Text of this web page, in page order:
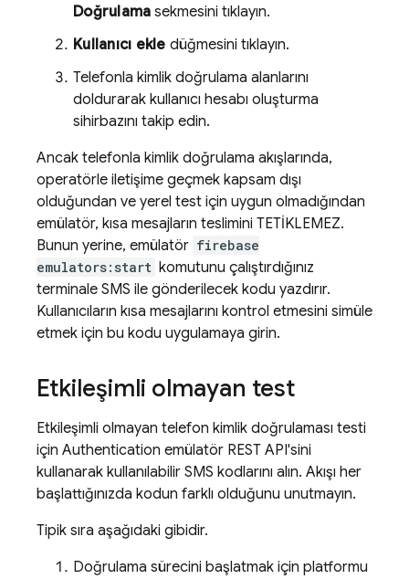
Doğrulama sekmesini tıklayın.
Kullanıcı ekle düğmesini tıklayın.
Telefonla kimlik doğrulama alanlarını
doldurarak kullanıcı hesabı oluşturma
sihirbazını takip edin.
Ancak telefonla kimlik doğrulama akışlarında,
operatörle iletişime geçmek kapsam dışı
olduğundan ve yerel test için uygun olmadığından
emülatör, kısa mesajların teslimini TETİKLEMEZ.
Bunun yerine, emülatör firebase
emulators:start komutunu çalıştırdığınız
terminale SMS ile gönderilecek kodu yazdırır.
Kullanıcıların kısa mesajlarını kontrol etmesini simüle
etmek için bu kodu uygulamaya girin.
Etkileşimli olmayan test
Etkileşimli olmayan telefon kimlik doğrulaması testi
için Authentication emülatör REST API'sini
kullanarak kullanılabilir SMS kodlarını alın. Akışı her
başlattığınızda kodun farklı olduğunu unutmayın.
Tipik sıra aşağıdaki gibidir.
Doğrulama sürecini başlatmak için platformu